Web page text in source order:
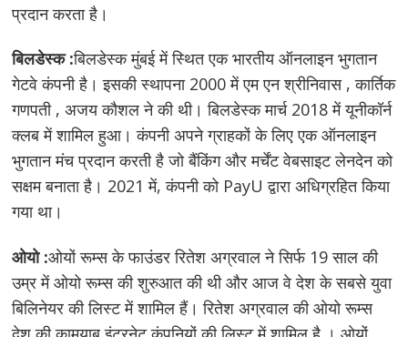
प्रदान करता है।
बिलडेस्क :बिलडेस्क मुंबई में स्थित एक भारतीय ऑनलाइन भुगतान
गेटवे कंपनी है। इसकी स्थापना 2000 में एम एन श्रीनिवास , कार्तिक
गणपती , अजय कौशल ने की थी। बिलडेस्क मार्च 2018 में यूनीकॉर्न
क्लब में शामिल हुआ। कंपनी अपने ग्राहकों के लिए एक ऑनलाइन
भुगतान मंच प्रदान करती है जो बैंकिंग और मर्चेंट वेबसाइट लेनदेन को
सक्षम बनाता है। 2021 में, कंपनी को PayU द्वारा अधिग्रहित किया
गया था।
ओयो :ओयों रूम्स के फाउंडर रितेश अग्रवाल ने सिर्फ 19 साल की
उम्र में ओयो रूम्स की शुरुआत की थी और आज वे देश के सबसे युवा
बिलिनेयर की लिस्ट में शामिल हैं। रितेश अग्रवाल की ओयो रूम्स